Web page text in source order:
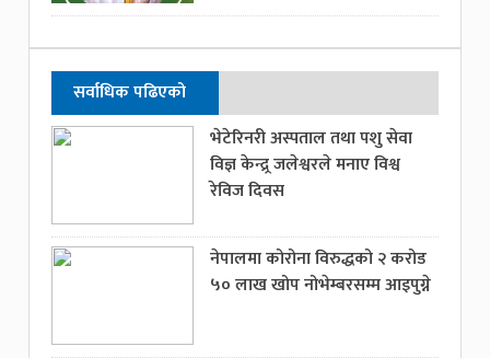
सर्वाधिक पढिएको
भेटेरिनरी अस्पताल तथा पशु सेवा
विज्ञ केन्द्र्र जलेश्वरले मनाए विश्व
रेविज दिवस
नेपालमा कोरोना विरुद्धको २ करोड
५० लाख खोप नोभेम्बरसम्म आइपुग्ने